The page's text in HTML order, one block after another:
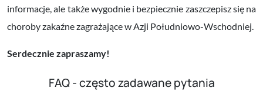
informacje, ale także wygodnie i bezpiecznie zaszczepisz się na
choroby zakaźne zagrażające w Azji Południowo-Wschodniej.
Serdecznie zapraszamy!
FAQ - często zadawane pytania